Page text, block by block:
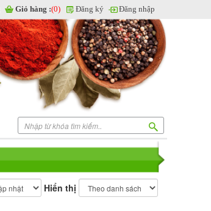
Giỏ hàng :(0) Đăng ký Đăng nhập
Hiển thị